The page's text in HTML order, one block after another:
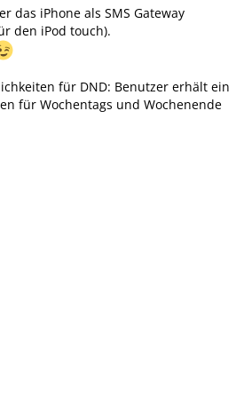
das iPhone als SMS Gateway
den iPod touch).
für DND: Benutzer erhält ein
für Wochentags und Wochenende